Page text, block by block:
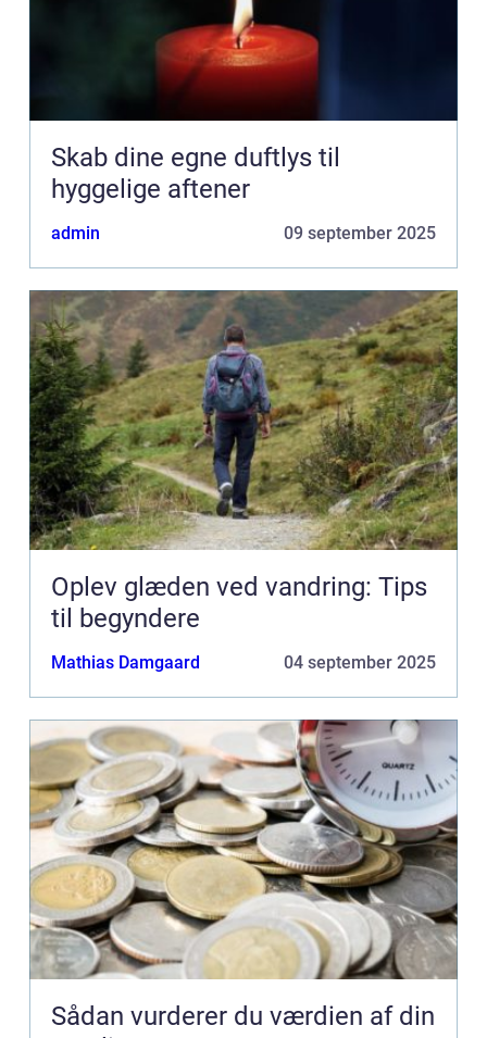
Skab dine egne duftlys til
hyggelige aftener
admin 09 september 2025
Oplev glæden ved vandring: Tips
til begyndere
Mathias Damgaard 04 september 2025
Sådan vurderer du værdien af din